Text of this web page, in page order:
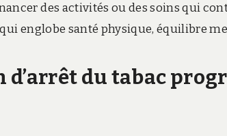
des activités ou des soins qui
englobe santé physique, équilibre
du tabac